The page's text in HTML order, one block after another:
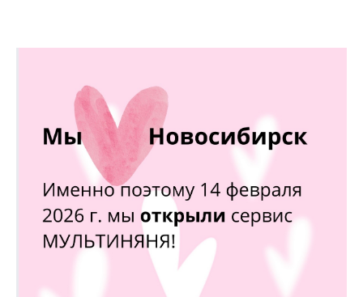
НАШИ УСЛУГИ
Подробнее
Безопасное
сопровождение
ребенка с автоняней
АВТОНЯНЯ